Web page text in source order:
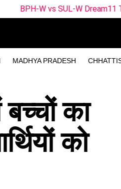
MADHYA PRADESH
Dream11 Team Match 24 |
बच्चों का
को